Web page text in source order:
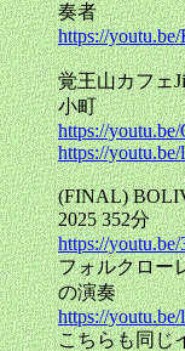
奏者
https://
覚王山カフェ
小町
https://
https://
(FINAL)
2025 352分
https://
フォルクロー
の演奏
https://
こちらも同じ